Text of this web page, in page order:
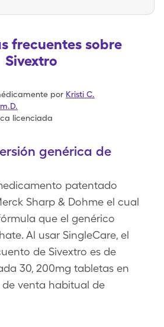
frecuentes sobre
Sivextro
por Kristi C.
licenciada
genérica de
patentado
Sharp & Dohme el cual
que el genérico
Al usar SingleCare, el
de Sivextro es de
30, 200mg tabletas en
venta habitual de